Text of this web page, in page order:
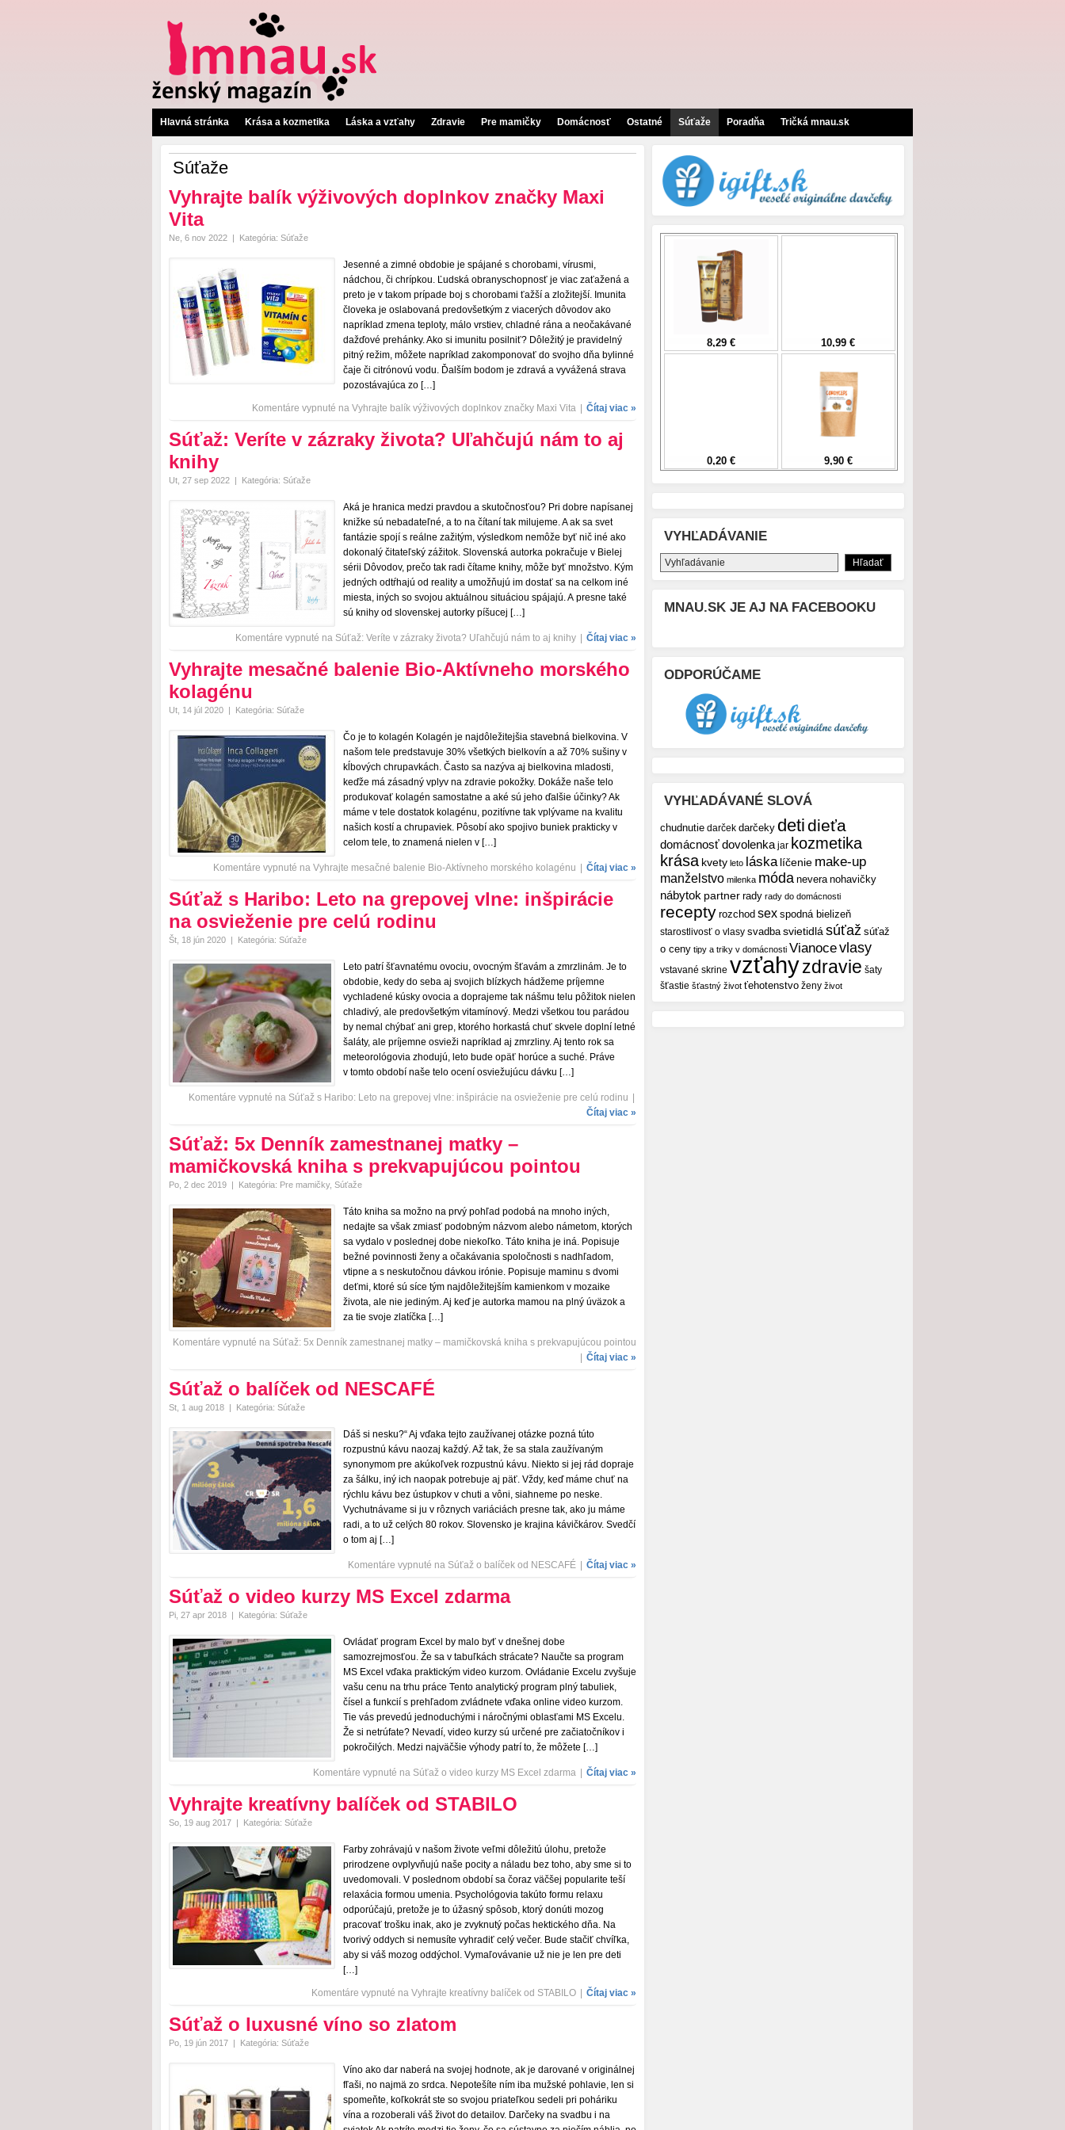
Hlavná stránka Krása a kozmetika Láska a vzťahy Zdravie Pre mamičky Domácnosť Ostatné Súťaže Poradňa Tričká mnau.sk
Súťaže
Vyhrajte balík výživových doplnkov značky Maxi
Vita
Ne, 6 nov 2022 | Kategória: Súťaže
Jesenné a zimné obdobie je spájané s chorobami, vírusmi,
nádchou, či chrípkou. Ľudská obranyschopnosť je viac zaťažená a
preto je v takom prípade boj s chorobami ťažší a zložitejší. Imunita
človeka je oslabovaná predovšetkým z viacerých dôvodov ako
napríklad zmena teploty, málo vrstiev, chladné rána a neočakávané
dažďové prehánky. Ako si imunitu posilniť? Dôležitý je pravidelný
pitný režim, môžete napríklad zakomponovať do svojho dňa bylinné
čaje či citrónovú vodu. Ďalším bodom je zdravá a vyvážená strava
pozostávajúca zo […]
Komentáre vypnuté na Vyhrajte balík výživových doplnkov značky Maxi Vita Čítaj viac »
Súťaž: Veríte v zázraky života? Uľahčujú nám to aj
knihy
Ut, 27 sep 2022 | Kategória: Súťaže
Aká je hranica medzi pravdou a skutočnosťou? Pri dobre napísanej
knižke sú nebadateľné, a to na čítaní tak milujeme. A ak sa svet
fantázie spojí s reálne zažitým, výsledkom nemôže byť nič iné ako
dokonalý čitateľský zážitok. Slovenská autorka pokračuje v Bielej
sérii Dôvodov, prečo tak radi čítame knihy, môže byť množstvo. Kým
jedných odtŕhajú od reality a umožňujú im dostať sa na celkom iné
miesta, iných so svojou aktuálnou situáciou spájajú. A presne také
sú knihy od slovenskej autorky píšucej […]
Komentáre vypnuté na Súťaž: Veríte v zázraky života? Uľahčujú nám to aj knihy Čítaj viac »
Vyhrajte mesačné balenie Bio-Aktívneho morského
kolagénu
Ut, 14 júl 2020 | Kategória: Súťaže
Čo je to kolagén Kolagén je najdôležitejšia stavebná bielkovina. V
našom tele predstavuje 30% všetkých bielkovín a až 70% sušiny v
kĺbových chrupavkách. Často sa nazýva aj bielkovina mladosti,
keďže má zásadný vplyv na zdravie pokožky. Dokáže naše telo
produkovať kolagén samostatne a aké sú jeho ďalšie účinky? Ak
máme v tele dostatok kolagénu, pozitívne tak vplývame na kvalitu
našich kostí a chrupaviek. Pôsobí ako spojivo buniek prakticky v
celom tele, to znamená nielen v […]
Komentáre vypnuté na Vyhrajte mesačné balenie Bio-Aktívneho morského kolagénu Čítaj viac »
Súťaž s Haribo: Leto na grepovej vlne: inšpirácie
na osvieženie pre celú rodinu
Št, 18 jún 2020 | Kategória: Súťaže
Leto patrí šťavnatému ovociu, ovocným šťavám a zmrzlinám. Je to
obdobie, kedy do seba aj svojich blízkych hádžeme príjemne
vychladené kúsky ovocia a doprajeme tak nášmu telu pôžitok nielen
chladivý, ale predovšetkým vitamínový. Medzi všetkou tou parádou
by nemal chýbať ani grep, ktorého horkastá chuť skvele doplní letné
šaláty, ale príjemne osvieži napríklad aj zmrzliny. Aj tento rok sa
meteorológovia zhodujú, leto bude opäť horúce a suché. Práve
v tomto období naše telo ocení osviežujúcu dávku […]
Komentáre vypnuté na Súťaž s Haribo: Leto na grepovej vlne: inšpirácie na osvieženie pre celú rodinu
Čítaj viac »
Súťaž: 5x Denník zamestnanej matky –
mamičkovská kniha s prekvapujúcou pointou
Po, 2 dec 2019 | Kategória: Pre mamičky, Súťaže
Táto kniha sa možno na prvý pohľad podobá na mnoho iných,
nedajte sa však zmiasť podobným názvom alebo námetom, ktorých
sa vydalo v poslednej dobe niekoľko. Táto kniha je iná. Popisuje
bežné povinnosti ženy a očakávania spoločnosti s nadhľadom,
vtipne a s neskutočnou dávkou irónie. Popisuje maminu s dvomi
deťmi, ktoré sú síce tým najdôležitejším kamienkom v mozaike
života, ale nie jediným. Aj keď je autorka mamou na plný úväzok a
za tie svoje zlatíčka […]
Komentáre vypnuté na Súťaž: 5x Denník zamestnanej matky – mamičkovská kniha s prekvapujúcou pointou
Čítaj viac »
Súťaž o balíček od NESCAFÉ
St, 1 aug 2018 | Kategória: Súťaže
Dáš si nesku?“ Aj vďaka tejto zaužívanej otázke pozná túto
rozpustnú kávu naozaj každý. Až tak, že sa stala zaužívaným
synonymom pre akúkoľvek rozpustnú kávu. Niekto si jej rád dopraje
za šálku, iný ich naopak potrebuje aj päť. Vždy, keď máme chuť na
rýchlu kávu bez ústupkov v chuti a vôni, siahneme po neske.
Vychutnávame si ju v rôznych variáciách presne tak, ako ju máme
radi, a to už celých 80 rokov. Slovensko je krajina kávičkárov. Svedčí
o tom aj […]
Komentáre vypnuté na Súťaž o balíček od NESCAFÉ Čítaj viac »
Súťaž o video kurzy MS Excel zdarma
Pi, 27 apr 2018 | Kategória: Súťaže
Ovládať program Excel by malo byť v dnešnej dobe
samozrejmosťou. Že sa v tabuľkách strácate? Naučte sa program
MS Excel vďaka praktickým video kurzom. Ovládanie Excelu zvyšuje
vašu cenu na trhu práce Tento analytický program plný tabuliek,
čísel a funkcií s prehľadom zvládnete vďaka online video kurzom.
Tie vás prevedú jednoduchými i náročnými oblasťami MS Excelu.
Že si netrúfate? Nevadí, video kurzy sú určené pre začiatočníkov i
pokročilých. Medzi najväčšie výhody patrí to, že môžete […]
Komentáre vypnuté na Súťaž o video kurzy MS Excel zdarma Čítaj viac »
Vyhrajte kreatívny balíček od STABILO
So, 19 aug 2017 | Kategória: Súťaže
Farby zohrávajú v našom živote veľmi dôležitú úlohu, pretože
prirodzene ovplyvňujú naše pocity a náladu bez toho, aby sme si to
uvedomovali. V poslednom období sa čoraz väčšej popularite teší
relaxácia formou umenia. Psychológovia takúto formu relaxu
odporúčajú, pretože je to úžasný spôsob, ktorý donúti mozog
pracovať trošku inak, ako je zvyknutý počas hektického dňa. Na
tvorivý oddych si nemusíte vyhradiť celý večer. Bude stačiť chvíľka,
aby si váš mozog oddýchol. Vymaľovávanie už nie je len pre deti
[…]
Komentáre vypnuté na Vyhrajte kreatívny balíček od STABILO Čítaj viac »
Súťaž o luxusné víno so zlatom
Po, 19 jún 2017 | Kategória: Súťaže
Víno ako dar naberá na svojej hodnote, ak je darované v originálnej
fľaši, no najmä zo srdca. Nepotešíte ním iba mužské pohlavie, len si
spomeňte, koľkokrát ste so svojou priateľkou sedeli pri poháriku
vína a rozoberali váš život do detailov. Darčeky na svadbu i na
VYHĽADÁVANIE
MNAU.SK JE AJ NA FACEBOOKU
ODPORÚČAME
VYHĽADÁVANÉ SLOVÁ
chudnutie darček darčeky detidieťa
domácnosťdovolenka jar kozmetika
krása kvety leto láska líčenie make-up
manželstvo milenka móda nevera nohavičky
nábytok partner rady rady do domácnosti
recepty rozchod sex spodná bielizeň
starostlivosť o vlasy svadba svietidlá súťaž súťaž
o ceny tipy a triky v domácnosti Vianocevlasy
vstavané skrine vzťahyzdravie šaty
šťastie šťastný život ťehotenstvo ženy život